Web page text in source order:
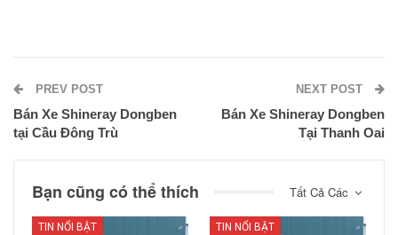
PREV POST
Bán Xe Shineray Dongben
tại Cầu Đông Trù
NEXT POST
Bán Xe Shineray Dongben
Tại Thanh Oai
Tất Cả Các
Bạn cũng có thể thích
TIN NỔI BẬT TIN NỔI BẬT